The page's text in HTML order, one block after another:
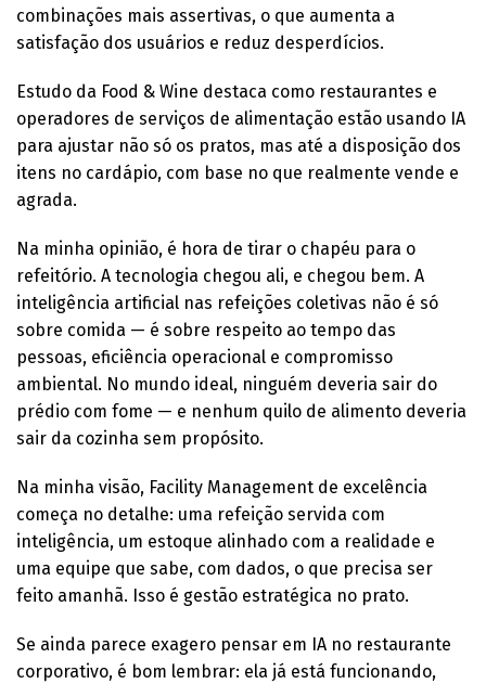
combinações mais assertivas, o que aumenta a
satisfação dos usuários e reduz desperdícios.
Estudo da Food & Wine destaca como restaurantes e
operadores de serviços de alimentação estão usando IA
para ajustar não só os pratos, mas até a disposição dos
itens no cardápio, com base no que realmente vende e
agrada.
Na minha opinião, é hora de tirar o chapéu para o
refeitório. A tecnologia chegou ali, e chegou bem. A
inteligência artificial nas refeições coletivas não é só
sobre comida — é sobre respeito ao tempo das
pessoas, eficiência operacional e compromisso
ambiental. No mundo ideal, ninguém deveria sair do
prédio com fome — e nenhum quilo de alimento deveria
sair da cozinha sem propósito.
Na minha visão, Facility Management de excelência
começa no detalhe: uma refeição servida com
inteligência, um estoque alinhado com a realidade e
uma equipe que sabe, com dados, o que precisa ser
feito amanhã. Isso é gestão estratégica no prato.
Se ainda parece exagero pensar em IA no restaurante
corporativo, é bom lembrar: ela já está funcionando,